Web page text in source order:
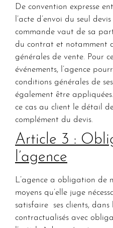
De convention expresse
l’acte d’envoi du seul
commande vaut de sa
du contrat et notamment
générales de vente. Pour
événements, l’agence
conditions générales de
également être
ce cas au client le détail
complément du devis.
Article 3 :
l’agence
L’agence a obligation de
moyens qu’elle juge
satisfaire ses clients, dans
contractualisés avec